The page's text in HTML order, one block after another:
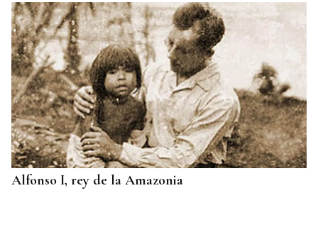
Alfonso I, rey de la Amazonia